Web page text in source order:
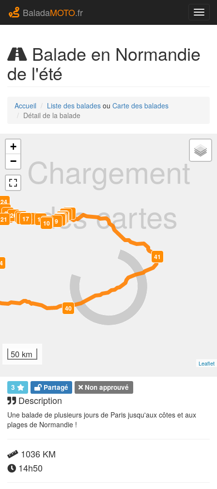
BaladaMOTO.fr
Balade en Normandie
de l'été
Accueil Liste des balades ou Carte des balades
Détail de la balade
Chargement
des cartes
0
1
2
3
4
5
67
8
9
10
11
12
13
14
15
16
17
18
19
20
21
22
23
24
40
41
+
−
50 km
Leaflet
3 Partagé Non approuvé
Description
Une balade de plusieurs jours de Paris jusqu'aux côtes et aux
plages de Normandie !
1036 KM
14h50